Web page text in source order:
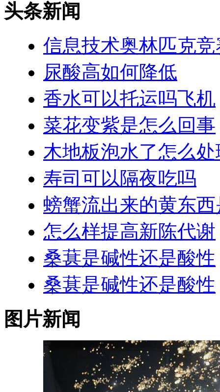
头条新闻
信息技术奥林匹克竞
尿酸高如何降低
香水可以托运吗飞机
菜花变紫是怎么回事
木地板泡水了怎么处
寿司可以隔夜吃吗
螃蟹流出来的黄东
怎么样提高新陈代谢
桑葚是碱性还是酸性
桑葚是碱性还是酸性
图片新闻